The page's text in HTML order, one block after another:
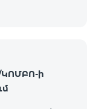
ԿՈՄԲՈ-ի